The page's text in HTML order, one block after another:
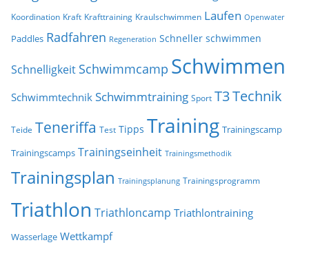
Koordination Kraft Krafttraining Kraulschwimmen Laufen Openwater
Paddles Radfahren Regeneration Schneller schwimmen
Schnelligkeit Schwimmcamp Schwimmen
Schwimmtechnik Schwimmtraining Sport T3Technik
Teide Teneriffa Test Tipps Training Trainingscamp
Trainingscamps Trainingseinheit Trainingsmethodik
Trainingsplan Trainingsplanung Trainingsprogramm
Triathlon Triathloncamp Triathlontraining
Wasserlage Wettkampf